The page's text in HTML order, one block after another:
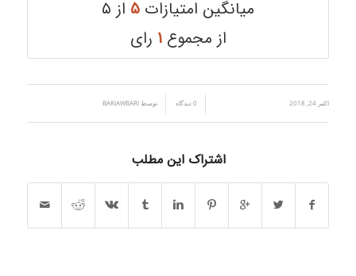
میانگین امتیازات ۵ از ۵
از مجموع۱ رای
اکتبر 24, 2018 0 دیدگاه توسط BARIAWBARI
اشتراک این مطلب